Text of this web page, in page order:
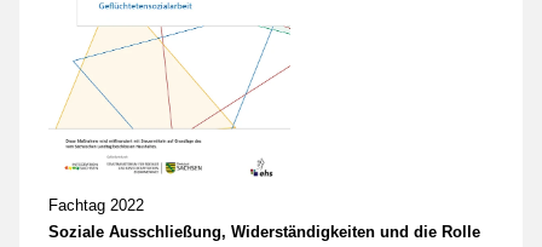
Fachtag 2022
Soziale Ausschließung, Widerständigkeiten und die Rolle